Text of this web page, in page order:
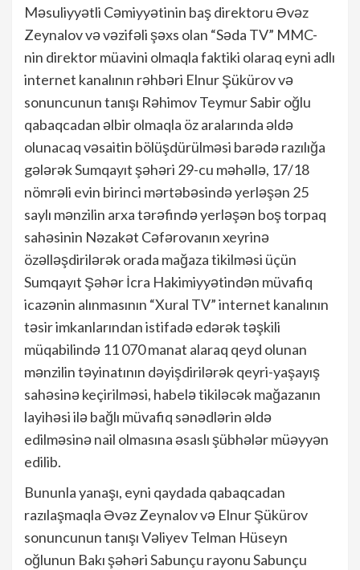
Məsuliyyətli Cəmiyyətinin baş direktoru Əvəz
Zeynalov və vəzifəli şəxs olan “Səda TV” MMC-
nin direktor müavini olmaqla faktiki olaraq eyni adlı
internet kanalının rəhbəri Elnur Şükürov və
sonuncunun tanışı Rəhimov Teymur Sabir oğlu
qabaqcadan əlbir olmaqla öz aralarında əldə
olunacaq vəsaitin bölüşdürülməsi barədə razılığa
gələrək Sumqayıt şəhəri 29-cu məhəllə, 17/18
nömrəli evin birinci mərtəbəsində yerləşən 25
saylı mənzilin arxa tərəfində yerləşən boş torpaq
sahəsinin Nəzakət Cəfərovanın xeyrinə
özəlləşdirilərək orada mağaza tikilməsi üçün
Sumqayıt Şəhər İcra Hakimiyyətindən müvafiq
icazənin alınmasının “Xural TV” internet kanalının
təsir imkanlarından istifadə edərək təşkili
müqabilində 11 070 manat alaraq qeyd olunan
mənzilin təyinatının dəyişdirilərək qeyri-yaşayış
sahəsinə keçirilməsi, habelə tikiləcək mağazanın
layihəsi ilə bağlı müvafiq sənədlərin əldə
edilməsinə nail olmasına əsaslı şübhələr müəyyən
edilib.
Bununla yanaşı, eyni qaydada qabaqcadan
razılaşmaqla Əvəz Zeynalov və Elnur Şükürov
sonuncunun tanışı Vəliyev Telman Hüseyn
oğlunun Bakı şəhəri Sabunçu rayonu Sabunçu